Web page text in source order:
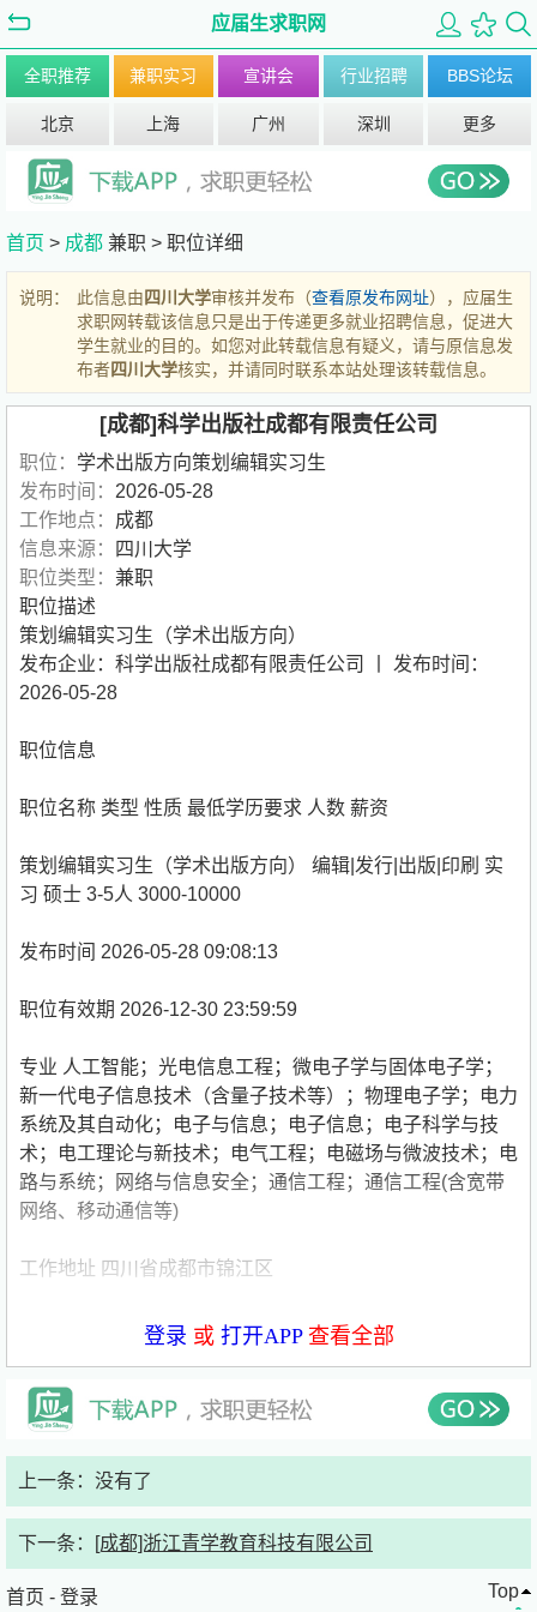
应届生求职网
全职推荐 兼职实习 宣讲会 行业招聘 BBS论坛
北京 上海 广州 深圳 更多
首页 > 成都 兼职 > 职位详细
说明： 此信息由 四川大学审核并发布（查看原发布网址），应届生
求职网转载该信息只是出于传递更多就业招聘信息，促进大
学生就业的目的。如您对此转载信息有疑义，请与原信息发
布者四川大学核实，并请同时联系本站处理该转载信息。
[成都]科学出版社成都有限责任公司
职位： 学术出版方向策划编辑实习生
发布时间： 2026-05-28
工作地点： 成都
信息来源：
四川大学
职位类型： 兼职
职位描述
策划编辑实习生（学术出版方向）
发布企业：科学出版社成都有限责任公司 丨 发布时间：
2026-05-28
职位信息
职位名称 类型 性质 最低学历要求 人数 薪资
策划编辑实习生（学术出版方向） 编辑|发行|出版|印刷 实
习 硕士 3-5人 3000-10000
发布时间 2026-05-28 09:08:13
职位有效期 2026-12-30 23:59:59
专业 人工智能；光电信息工程；微电子学与固体电子学；
新一代电子信息技术（含量子技术等）；物理电子学；电力
系统及其自动化；电子与信息；电子信息；电子科学与技
术；电工理论与新技术；电气工程；电磁场与微波技术；电
路与系统；网络与信息安全；通信工程；通信工程(含宽带
网络、移动通信等)
工作地址 四川省成都市锦江区
职位要求 1. 学历专业：全日制重点大学在读硕士及以上研
专著、科技期刊出版有浓厚兴趣。2. 职业素养：热爱学术
出版行业，工作踏实负责、细心严谨，具备良好的抗压能力
具备开阔的学科视野，能够敏锐捕捉学科前沿热点；拥有扎
与过专著编写/课题研究者优先；多次获得校级及以上奖学
金、有出版相关实习经历者优先。5. 其他要求：时间充
登录 或 打开APP查看全部
上一条：没有了
下一条： [成都]浙江青学教育科技有限公司
首页 - 登录 Top